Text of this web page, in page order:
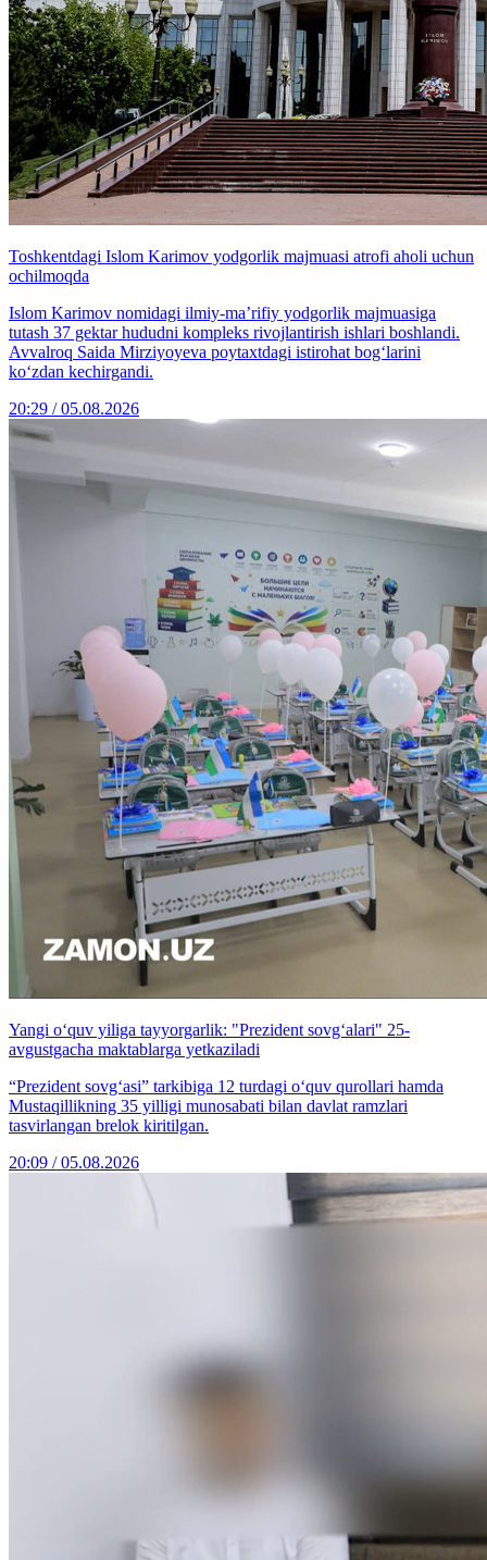
Toshkentdagi Islom Karimov yodgorlik majmuasi atrofi aholi uchun
ochilmoqda
Islom Karimov nomidagi ilmiy-ma’rifiy yodgorlik majmuasiga
tutash 37 gektar hududni kompleks rivojlantirish ishlari boshlandi.
Avvalroq Saida Mirziyoyeva poytaxtdagi istirohat bog‘larini
ko‘zdan kechirgandi.
20:29 / 05.08.2026
Yangi o‘quv yiliga tayyorgarlik: "Prezident sovg‘alari" 25-
avgustgacha maktablarga yetkaziladi
“Prezident sovg‘asi” tarkibiga 12 turdagi o‘quv qurollari hamda
Mustaqillikning 35 yilligi munosabati bilan davlat ramzlari
tasvirlangan brelok kiritilgan.
20:09 / 05.08.2026